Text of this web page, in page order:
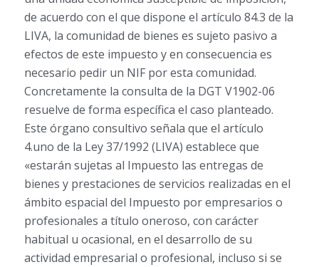
de acuerdo con el que dispone el artículo 84.3 de la
LIVA, la comunidad de bienes es sujeto pasivo a
efectos de este impuesto y en consecuencia es
necesario pedir un NIF por esta comunidad.
Concretamente la consulta de la DGT V1902-06
resuelve de forma específica el caso planteado.
Este órgano consultivo señala que el artículo
4.uno de la Ley 37/1992 (LIVA) establece que
«estarán sujetas al Impuesto las entregas de
bienes y prestaciones de servicios realizadas en el
ámbito espacial del Impuesto por empresarios o
profesionales a título oneroso, con carácter
habitual u ocasional, en el desarrollo de su
actividad empresarial o profesional, incluso si se